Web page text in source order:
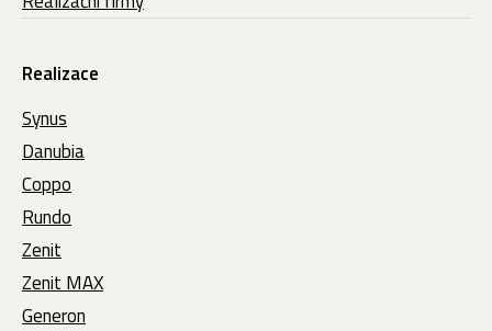
Realizace
Synus
Danubia
Coppo
Rundo
Zenit
Zenit MAX
Generon